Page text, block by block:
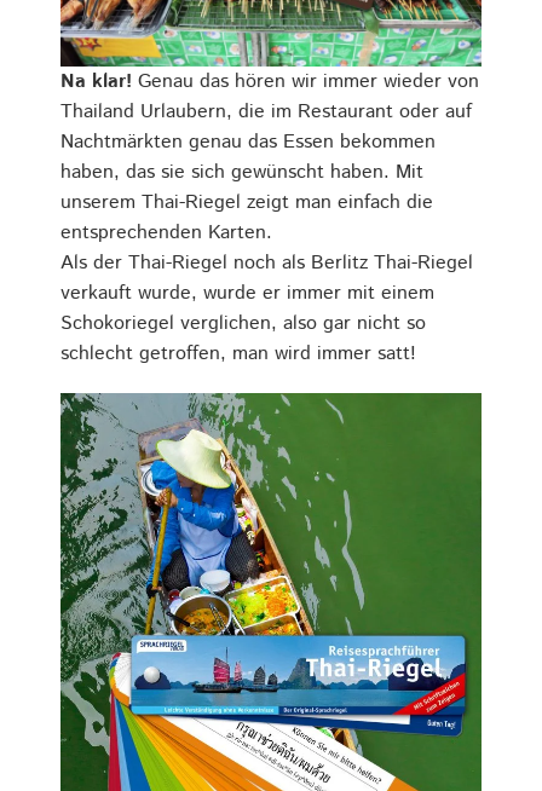
Na klar! Genau das hören wir immer wieder von
Thailand Urlaubern, die im Restaurant oder auf
Nachtmärkten genau das Essen bekommen
haben, das sie sich gewünscht haben. Mit
unserem Thai-Riegel zeigt man einfach die
entsprechenden Karten.
Als der Thai-Riegel noch als Berlitz Thai-Riegel
verkauft wurde, wurde er immer mit einem
Schokoriegel verglichen, also gar nicht so
schlecht getroffen, man wird immer satt!